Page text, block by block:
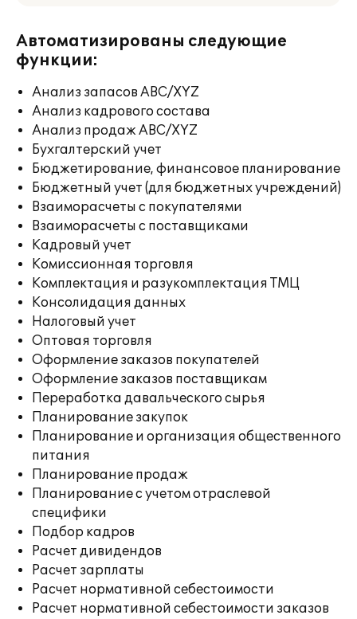
Автоматизированы следующие
функции:
Анализ запасов ABC/XYZ
Анализ кадрового состава
Анализ продаж ABC/XYZ
Бухгалтерский учет
Бюджетирование, финансовое планирование
Бюджетный учет (для бюджетных учреждений)
Взаиморасчеты с покупателями
Взаиморасчеты с поставщиками
Кадровый учет
Комиссионная торговля
Комплектация и разукомплектация ТМЦ
Консолидация данных
Налоговый учет
Оптовая торговля
Оформление заказов покупателей
Оформление заказов поставщикам
Переработка давальческого сырья
Планирование закупок
Планирование и организация общественного
питания
Планирование продаж
Планирование с учетом отраслевой
специфики
Подбор кадров
Расчет дивидендов
Расчет зарплаты
Расчет нормативной себестоимости
Расчет нормативной себестоимости заказов